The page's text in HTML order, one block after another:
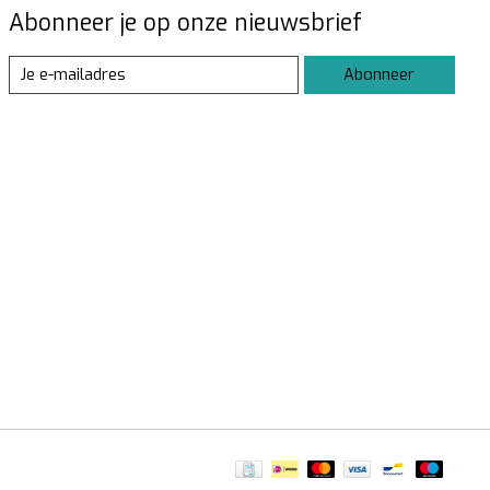
Abonneer je op onze nieuwsbrief
Abonneer